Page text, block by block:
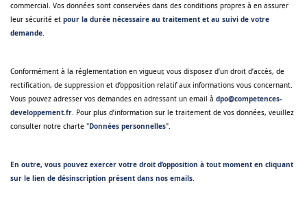
commercial. Vos données sont conservées dans des conditions propres à en assurer
leur sécurité et pour la durée nécessaire au traitement et au suivi de votre
demande.
Conformément à la réglementation en vigueur, vous disposez d’un droit d’accès, de
rectification, de suppression et d’opposition relatif aux informations vous concernant.
Vous pouvez adresser vos demandes en adressant un email à dpo@competences-
developpement.fr. Pour plus d’information sur le traitement de vos données, veuillez
consulter notre charte "Données personnelles".
En outre, vous pouvez exercer votre droit d’opposition à tout moment en cliquant
sur le lien de désinscription présent dans nos emails.